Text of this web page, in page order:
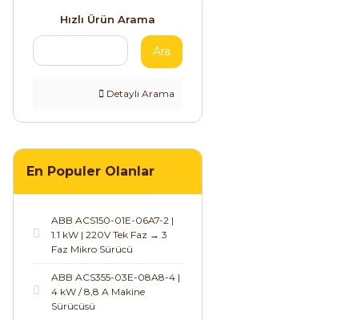
Hızlı Ürün Arama
Ara
Detaylı Arama
En Populer Olanlar
ABB ACS150-01E-06A7-2 |
1.1 kW | 220V Tek Faz → 3
Faz Mikro Sürücü
ABB ACS355-03E-08A8-4 |
4 kW / 8,8 A Makine
Sürücüsü